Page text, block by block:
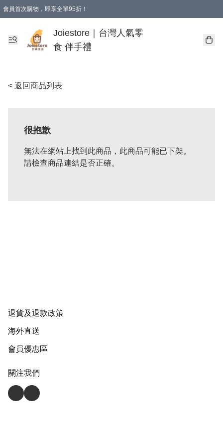
會員首次購物，即享全單95折！
購物滿 HKD 350.00即享免運費優惠！（適用於 本地送貨、本地取貨 )
Joiestore｜台灣人氣零
食 伴手禮
< 返回商品列表
很抱歉
無法在網站上找到此商品，此商品可能已下架。
請檢查商品連結是否正確。
退貨及退款政策
海外直送
會員優惠區
關注我們